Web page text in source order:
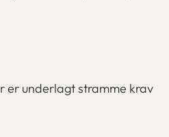
er underlagt stramme krav